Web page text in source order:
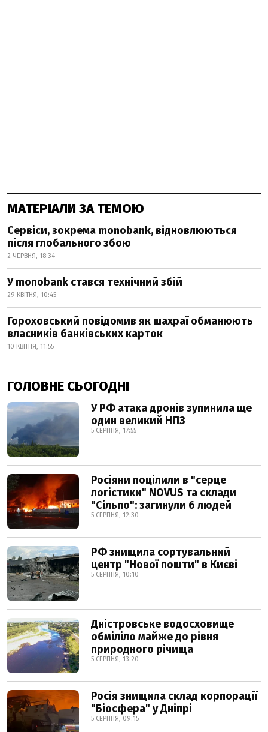
МАТЕРІАЛИ ЗА ТЕМОЮ
Сервіси, зокрема monobank, відновлюються
після глобального збою
2 ЧЕРВНЯ, 18:34
У monobank стався технічний збій
29 КВІТНЯ, 10:45
Гороховський повідомив як шахраї обманюють
власників банківських карток
10 КВІТНЯ, 11:55
ГОЛОВНЕ СЬОГОДНІ
У РФ атака дронів зупинила ще
один великий НПЗ
5 СЕРПНЯ, 17:55
Росіяни поцілили в "серце
логістики" NOVUS та склади
"Сільпо": загинули 6 людей
5 СЕРПНЯ, 12:30
РФ знищила сортувальний
центр "Нової пошти" в Києві
5 СЕРПНЯ, 10:10
Дністровське водосховище
обміліло майже до рівня
природного річища
5 СЕРПНЯ, 13:20
Росія знищила склад корпорації
"Біосфера" у Дніпрі
5 СЕРПНЯ, 09:15